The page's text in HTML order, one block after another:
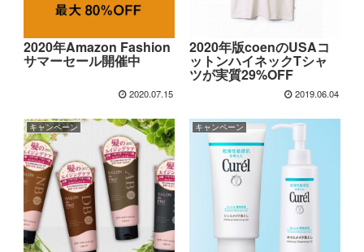
2020年Amazon Fashion
サマーセール開催中
2020.07.15
2020年版coenのUSAコ
ットンハイネックTシャ
ツが実質29%OFF
2019.06.04
キャンペーン キャンペーン